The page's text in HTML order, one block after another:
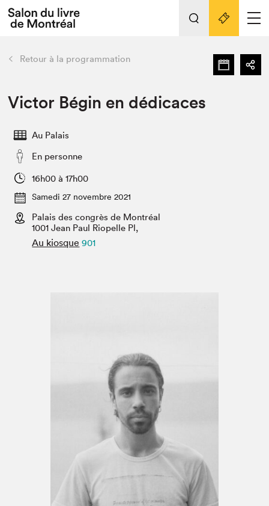
Espace médias
Espace exposant⋅e⋅s
Tout sur l'édition 2022
Actualités
Vidéos et Balados
Club de lecture Braindate
retour Nos activités
Édition 2022
Planifier sa visite
Projets partenaires 2022
Archives
Liens pratiques
Retour à la programmation
Victor Bégin en dédicaces
Au Palais
En personne
16h00 à 17h00
Samedi 27 novembre 2021
Palais des congrès de Montréal
1001 Jean Paul Riopelle Pl,
Au kiosque 901